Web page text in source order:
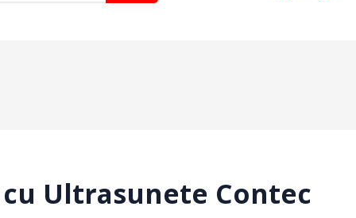
Ultrasunete Contec